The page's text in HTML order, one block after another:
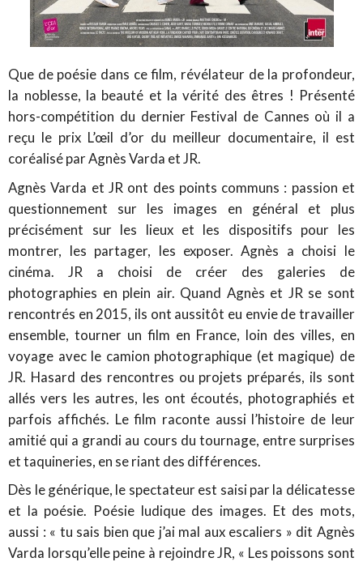
Que de poésie dans ce film, révélateur de la profondeur,
la noblesse, la beauté et la vérité des êtres ! Présenté
hors-compétition du dernier Festival de Cannes où il a
reçu le prix L’œil d’or du meilleur documentaire, il est
coréalisé par Agnès Varda et JR.
Agnès Varda et JR ont des points communs : passion et
questionnement sur les images en général et plus
précisément sur les lieux et les dispositifs pour les
montrer, les partager, les exposer. Agnès a choisi le
cinéma. JR a choisi de créer des galeries de
photographies en plein air. Quand Agnès et JR se sont
rencontrés en 2015, ils ont aussitôt eu envie de travailler
ensemble, tourner un film en France, loin des villes, en
voyage avec le camion photographique (et magique) de
JR. Hasard des rencontres ou projets préparés, ils sont
allés vers les autres, les ont écoutés, photographiés et
parfois affichés. Le film raconte aussi l’histoire de leur
amitié qui a grandi au cours du tournage, entre surprises
et taquineries, en se riant des différences.
Dès le générique, le spectateur est saisi par la délicatesse
et la poésie. Poésie ludique des images. Et des mots,
aussi : « tu sais bien que j’ai mal aux escaliers » dit Agnès
Varda lorsqu’elle peine à rejoindre JR, « Les poissons sont